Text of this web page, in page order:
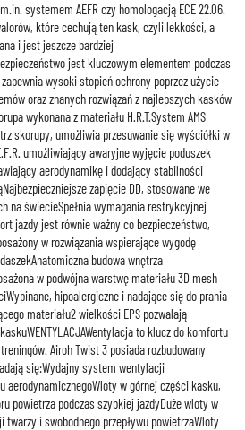
systemem AEFR czy homologacją ECE 22.06.
które cechują ten kask, czyli lekkości, a
i jest jeszcze bardziej
jest kluczowym elementem podczas
wysoki stopień ochrony poprzez użycie
oraz znanych rozwiązań z najlepszych kasków
wykonana z materiału H.R.T.System AMS
skorupy, umożliwia przesuwanie się wyściółki w
umożliwiający awaryjne wyjęcie poduszek
aerodynamikę i dodający stabilności
zapięcie DD, stosowane we
na świecieSpełnia wymagania restrykcyjnej
jazdy jest równie ważny co bezpieczeństwo,
w rozwiązania wspierające wygodę
budowa wnętrza
w podwójna warstwę materiału 3D mesh
hipoalergiczne i nadające się do prania
materiału2 wielkości EPS pozwalają
to klucz do komfortu
Airoh Twist 3 posiada rozbudowany
się:Wydajny system wentylacji
aerodynamicznegoWloty w górnej części kasku,
powietrza podczas szybkiej jazdyDuże wloty w
i swobodnego przepływu powietrzaWloty